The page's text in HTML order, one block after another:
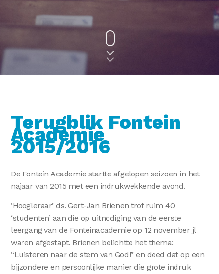
Terugblik Fontein
Academie
2015/2016
De Fontein Academie startte afgelopen seizoen in het
najaar van 2015 met een indrukwekkende avond.
‘Hoogleraar’ ds. Gert-Jan Brienen trof ruim 40
‘studenten’ aan die op uitnodiging van de eerste
leergang van de Fonteinacademie op 12 november jl.
waren afgestapt. Brienen belichtte het thema:
“Luisteren naar de stem van God!” en deed dat op een
bijzondere en persoonlijke manier die grote indruk